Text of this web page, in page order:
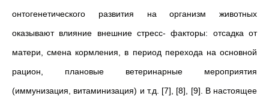
онтогенетического развития на организм животных
оказывают влияние внешние стресс- факторы: отсадка от
матери, смена кормления, в период перехода на основной
рацион, плановые ветеринарные мероприятия
(иммунизация, витаминизация) и т.д. [7], [8], [9]. В настоящее